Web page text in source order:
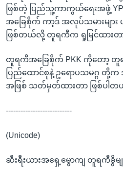
ဖြစ်တဲ့ ပြည်သူ့ကာကွယ်ရေးအဖွဲ့
အခြေစိုက် ကာ့ဒ် အလုပ်သမားမျာ
ဖြစ်တယ်လို့ တူရကီက ရှုမြင်ထားတ
တူရကီအခြေစိုက် PKK ကိုတော့ တူ
ပြည်ထောင်စုနဲ့ ဥရောပသမဂ္ဂ တို့
အဖြစ် သတ်မှတ်ထားတာ ဖြစ်ပါတ
---------------------------
(Unicode)
ဆီးရီးယားအရှေ့မွောကျ တူရကီခွိမျ